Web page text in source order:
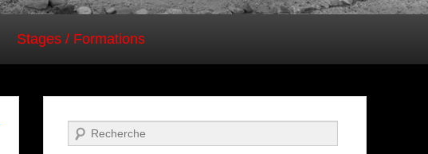
Stages / Formations
Recherche